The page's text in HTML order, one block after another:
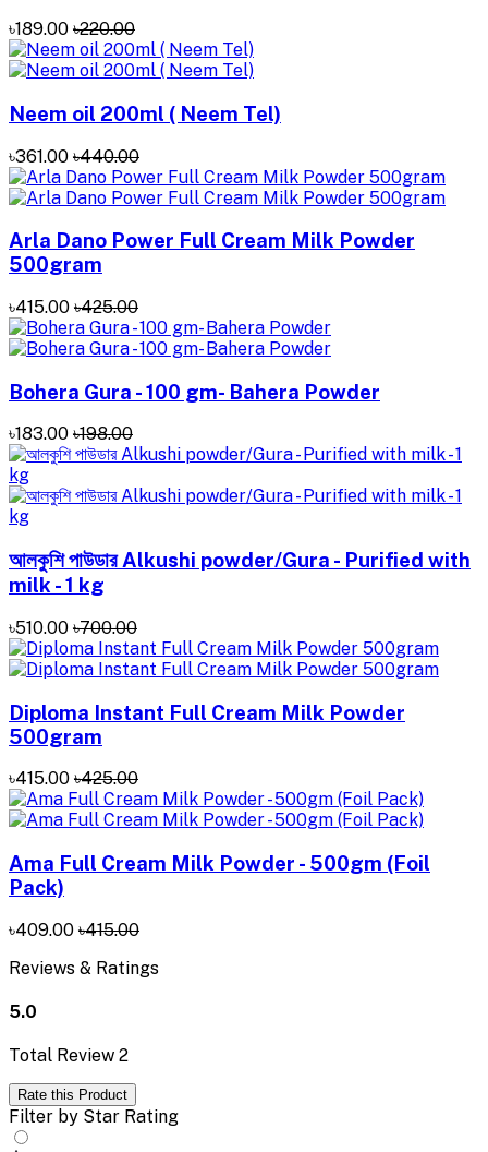
৳189.00 ৳220.00
Neem oil 200ml ( Neem Tel)
৳361.00 ৳440.00
Arla Dano Power Full Cream Milk Powder
500gram
৳415.00 ৳425.00
Bohera Gura - 100 gm- Bahera Powder
৳183.00 ৳198.00
আলকুশি পাউডার Alkushi powder/Gura - Purified with
milk - 1 kg
৳510.00 ৳700.00
Diploma Instant Full Cream Milk Powder
500gram
৳415.00 ৳425.00
Ama Full Cream Milk Powder - 500gm (Foil
Pack)
৳409.00 ৳415.00
Reviews & Ratings
5.0
Total Review 2
Rate this Product
Filter by Star Rating